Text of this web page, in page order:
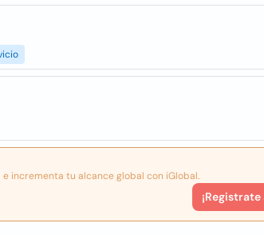
incrementa tu alcance global con iGlobal.
¡Registrate